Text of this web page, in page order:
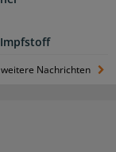
Impfstoff
weitere Nachrichten